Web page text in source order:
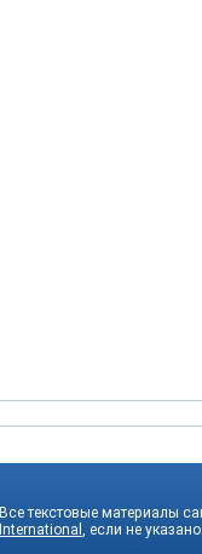
Все текстовые материалы
International , если не